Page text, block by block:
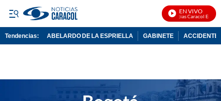
EN VIVO
Noticias Caracol En Vivo
Tendencias: ABELARDO DE LA ESPRIELLA GABINETE ACCIDENTE